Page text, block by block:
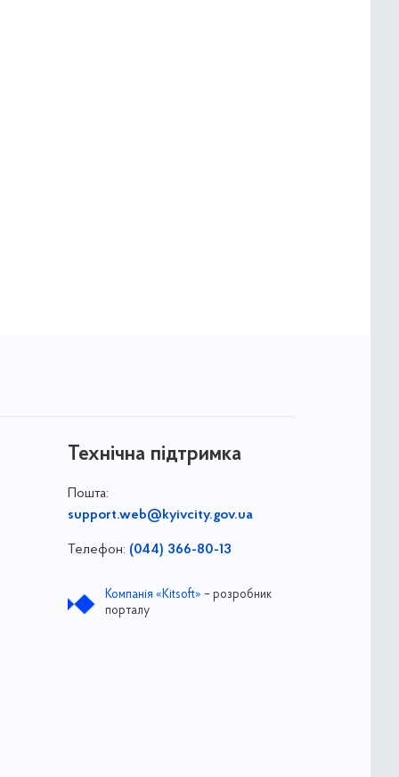
Технічна підтримка
Пошта:
support.web@kyivcity.gov.ua
Телефон: (044) 366-80-13
Компанія «Kitsoft» – розробник
порталу